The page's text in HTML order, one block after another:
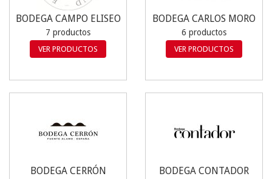
BODEGA CAMPO ELISEO
7 productos
VER PRODUCTOS
BODEGA CARLOS MORO
6 productos
VER PRODUCTOS
BODEGA CERRÓN BODEGA CONTADOR